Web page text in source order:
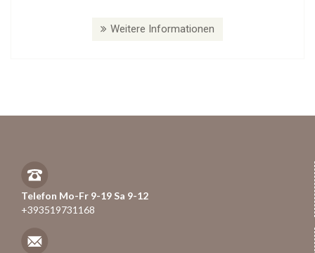
Weitere Informationen
Telefon Mo-Fr 9-19 Sa 9-12
+393519731168